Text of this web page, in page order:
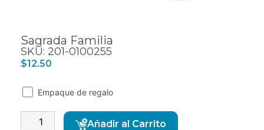
Sagrada Familia
SKU: 201-0100255
$12.50
Empaque de regalo
Añadir al Carrito